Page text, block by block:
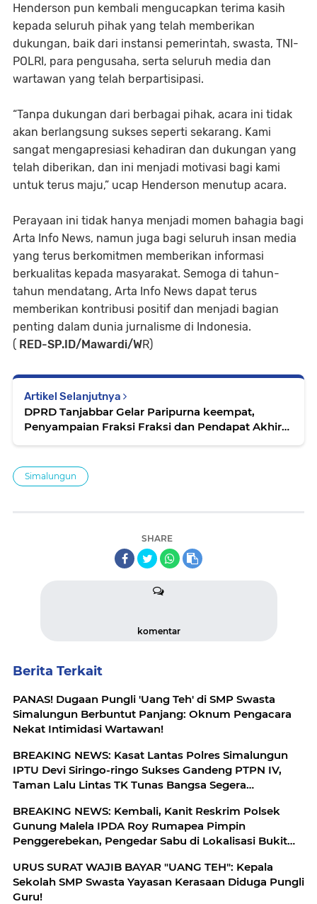
Henderson pun kembali mengucapkan terima kasih
kepada seluruh pihak yang telah memberikan
dukungan, baik dari instansi pemerintah, swasta, TNI-
POLRI, para pengusaha, serta seluruh media dan
wartawan yang telah berpartisipasi.
“Tanpa dukungan dari berbagai pihak, acara ini tidak
akan berlangsung sukses seperti sekarang. Kami
sangat mengapresiasi kehadiran dan dukungan yang
telah diberikan, dan ini menjadi motivasi bagi kami
untuk terus maju,” ucap Henderson menutup acara.
Perayaan ini tidak hanya menjadi momen bahagia bagi
Arta Info News, namun juga bagi seluruh insan media
yang terus berkomitmen memberikan informasi
berkualitas kepada masyarakat. Semoga di tahun-
tahun mendatang, Arta Info News dapat terus
memberikan kontribusi positif dan menjadi bagian
penting dalam dunia jurnalisme di Indonesia.
( RED-SP.ID/Mawardi/WR)
Artikel Selanjutnya
DPRD Tanjabbar Gelar Paripurna keempat,
Penyampaian Fraksi Fraksi dan Pendapat Akhir
Simalungun
SHARE
komentar
Berita Terkait
PANAS! Dugaan Pungli 'Uang Teh' di SMP Swasta
Simalungun Berbuntut Panjang: Oknum Pengacara
Nekat Intimidasi Wartawan!
BREAKING NEWS: Kasat Lantas Polres Simalungun
IPTU Devi Siringo-ringo Sukses Gandeng PTPN IV,
Taman Lalu Lintas TK Tunas Bangsa Segera
BREAKING NEWS: Kembali, Kanit Reskrim Polsek
Gunung Malela IPDA Roy Rumapea Pimpin
Penggerebekan, Pengedar Sabu di Lokalisasi Bukit
URUS SURAT WAJIB BAYAR "UANG TEH": Kepala
Sekolah SMP Swasta Yayasan Kerasaan Diduga Pungli
Guru!